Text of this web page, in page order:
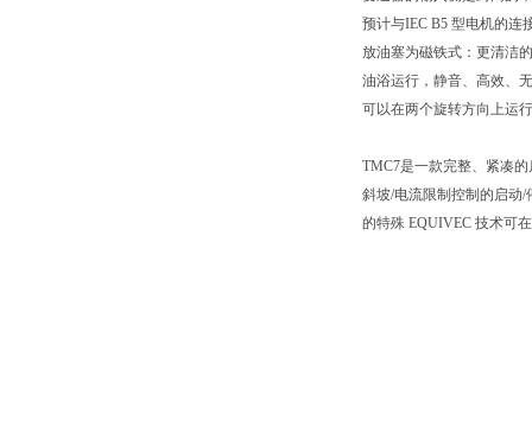
预计与IEC B5 型电机的连
放油塞为磁铁式：更清洁
油浴运行，静音、高效、
可以在两个旋转方向上运
TMC7是一款完整、紧凑
斜坡/电流限制控制的启动
的特殊 EQUIVEC 技术可